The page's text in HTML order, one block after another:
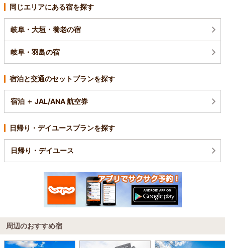
同じエリアにある宿を探す
岐阜・大垣・養老の宿
岐阜・羽島の宿
宿泊と交通のセットプランを探す
宿泊 ＋ JAL/ANA 航空券
日帰り・デイユースプランを探す
日帰り・デイユース
周辺のおすすめ宿